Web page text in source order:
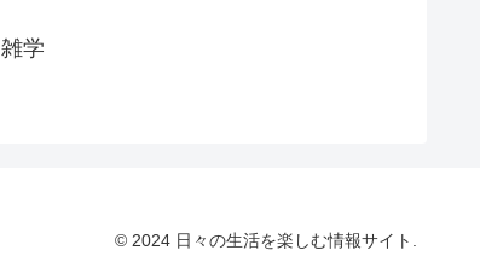
雑学
© 2024 日々の生活を楽しむ情報サイト.